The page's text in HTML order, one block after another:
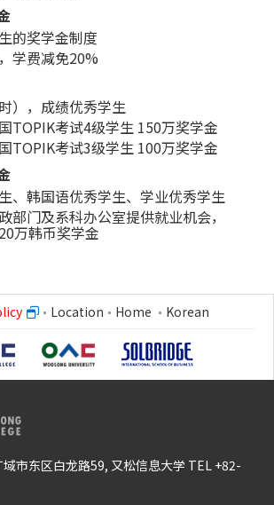
的奖学金制度
学费减免20%
），成绩优秀学生
TOPIK考试4级学生 150万奖学金
TOPIK考试3级学生 100万奖学金
、韩国语优秀学生、学业优秀学生
部门及系科办公室提供就业机会，
万韩币奖学金
Location Home Korean
市东区白龙路59, 又松信息大学 TEL +82-